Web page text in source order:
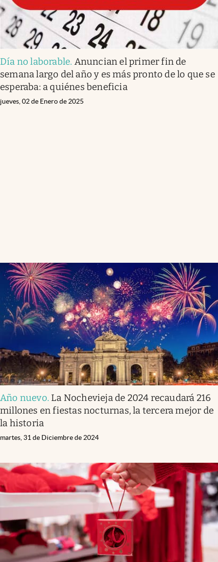
Día no laborable. Anuncian el primer fin de
semana largo del año y es más pronto de lo que se
esperaba: a quiénes beneficia
jueves, 02 de Enero de 2025
Año nuevo. La Nochevieja de 2024 recaudará 216
millones en fiestas nocturnas, la tercera mejor de
la historia
martes, 31 de Diciembre de 2024